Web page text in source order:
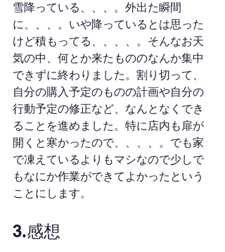
雪降っている、、、。外出た瞬間
に、、、。いや降っているとは思った
けど積もってる、、、、。そんなお天
気の中、何とか来たもののなんか集中
できずに終わりました。割り切って、
自分の購入予定のものの計画や自分の
行動予定の修正など、なんとなくでき
ることを進めました。特に店内も扉が
開くと寒かったので、、、、。でも家
で凍えているよりもマシなので少しで
もなにか作業ができてよかったという
ことにします。
3.感想